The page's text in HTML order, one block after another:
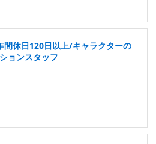
間休日120日以上/キャラクターの
ョンスタッフ